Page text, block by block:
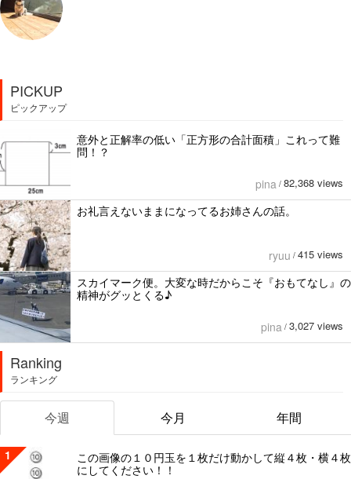
PICKUP
ピックアップ
意外と正解率の低い「正方形の合計面積」これって難
問！？
pina / 82,368 views
お礼言えないままになってるお姉さんの話。
ryuu / 415 views
スカイマーク便。大変な時だからこそ『おもてなし』の
精神がグッとくる♪
pina / 3,027 views
Ranking
ランキング
今週 今月 年間
1
この画像の１０円玉を１枚だけ動かして縦４枚・横４枚
にしてください！！